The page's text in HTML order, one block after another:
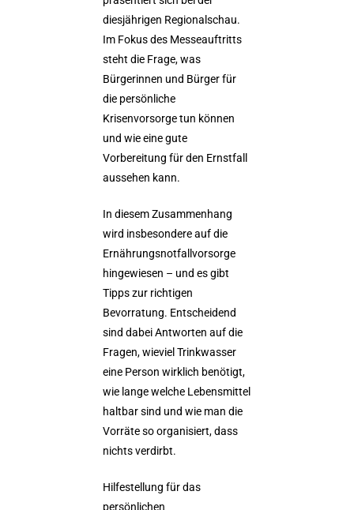
diesjährigen Regionalschau.
Im Fokus des Messeauftritts
steht die Frage, was
Bürgerinnen und Bürger für
die persönliche
Krisenvorsorge tun können
und wie eine gute
Vorbereitung für den Ernstfall
aussehen kann.
In diesem Zusammenhang
wird insbesondere auf die
Ernährungsnotfallvorsorge
hingewiesen – und es gibt
Tipps zur richtigen
Bevorratung. Entscheidend
sind dabei Antworten auf die
Fragen, wieviel Trinkwasser
eine Person wirklich benötigt,
wie lange welche Lebensmittel
haltbar sind und wie man die
Vorräte so organisiert, dass
nichts verdirbt.
Hilfestellung für das
persönlichen